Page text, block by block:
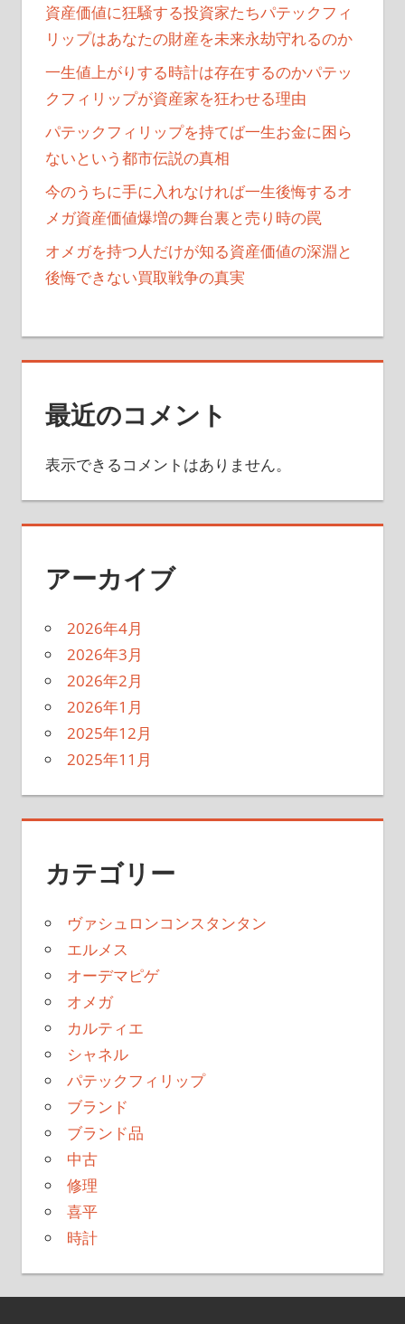
資産価値に狂騒する投資家たちパテックフィ
リップはあなたの財産を未来永劫守れるのか
一生値上がりする時計は存在するのかパテッ
クフィリップが資産家を狂わせる理由
パテックフィリップを持てば一生お金に困ら
ないという都市伝説の真相
今のうちに手に入れなければ一生後悔するオ
メガ資産価値爆増の舞台裏と売り時の罠
オメガを持つ人だけが知る資産価値の深淵と
後悔できない買取戦争の真実
最近のコメント
表示できるコメントはありません。
アーカイブ
2026年4月
2026年3月
2026年2月
2026年1月
2025年12月
2025年11月
カテゴリー
ヴァシュロンコンスタンタン
エルメス
オーデマピゲ
オメガ
カルティエ
シャネル
パテックフィリップ
ブランド
ブランド品
中古
修理
喜平
時計